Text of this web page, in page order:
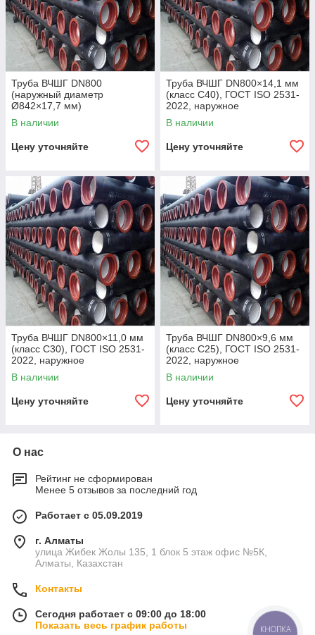
Труба ВЧШГ DN800
(наружный диаметр
Ø842×17,7 мм)
В наличии
Цену уточняйте
Труба ВЧШГ DN800×14,1 мм
(класс C40), ГОСТ ISO 2531-
2022, наружное
полиуретановое покрытие,
внутреннее цементно-
В наличии
Цену уточняйте
Труба ВЧШГ DN800×11,0 мм
(класс C30), ГОСТ ISO 2531-
2022, наружное
полиуретановое покрытие,
внутреннее цементно-
В наличии
Цену уточняйте
Труба ВЧШГ DN800×9,6 мм
(класс C25), ГОСТ ISO 2531-
2022, наружное
полиуретановое покрытие,
внутреннее цементно-
В наличии
Цену уточняйте
О нас
Рейтинг не сформирован
Менее 5 отзывов за последний год
Работает с 05.09.2019
г. Алматы
улица Жибек Жолы 135, 1 блок 5 этаж офис №5К,
Алматы, Казахстан
Контакты
Сегодня работает с 09:00 до 18:00
Показать весь график работы
КНОПКА